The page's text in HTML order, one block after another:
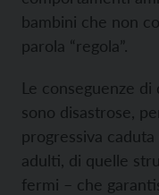
bambini che non
parola “regola”.
Le conseguenze
sono disastrose,
progressiva
adulti, di quelle
fermi – che